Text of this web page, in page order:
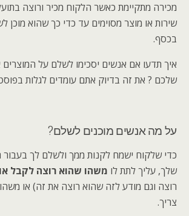
מכירה מתקיימת כאשר הלקוח מכיר ורוצה
שירות או מוצר מסוימים עד כדי כך שהוא מוכן
בכסף.
איך תדעו אם אנשים יסכימו לשלם על המוצרים
שלכם ? את זה בדיוק אתם עומדים לגלות
על מה אנשים מוכנים לשלם?
כדי שלקוח ישמח לקנות ממך ולשלם לך בעבור
שלך, עליך לתת לו משהו שהוא רוצה לקבל
רוצה וגם מודע לזה שהוא רוצה את זה) או
צריך.